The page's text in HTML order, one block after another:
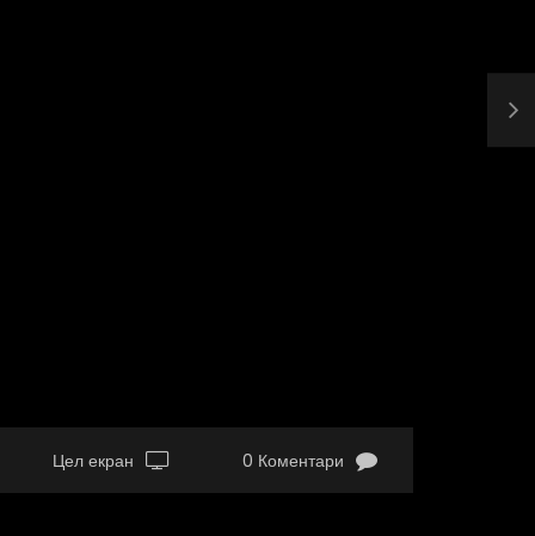
Цел екран 0 Коментари